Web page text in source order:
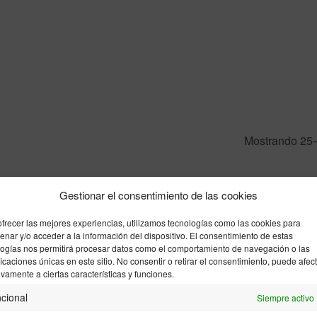
Gestionar el consentimiento de las cookies
las mejores experiencias, utilizamos tecnologías como las cookies para
y/o acceder a la información del dispositivo. El consentimiento de estas
nos permitirá procesar datos como el comportamiento de navegación o las
únicas en este sitio. No consentir o retirar el consentimiento, puede
a ciertas características y funciones.
Siempre activo
Mostrando
Prieta |
de
OUT OF STOCK
17 MAR | Mariló Alaminos| La
autoconocimiento
Únete a la lista de
espera
70,00€
OUT OF
03